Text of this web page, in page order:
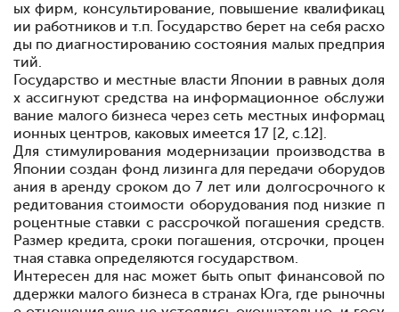
ых фирм, консультирование, повышение квалификац
ии работников и т.п. Государство берет на себя расхо
ды по диагностированию состояния малых предприя
тий.
Государство и местные власти Японии в равных доля
х ассигнуют средства на информационное обслужи
вание малого бизнеса через сеть местных информац
ионных центров, каковых имеется 17 [2, с.12].
Для стимулирования модернизации производства в
Японии создан фонд лизинга для передачи оборудов
ания в аренду сроком до 7 лет или долгосрочного к
редитования стоимости оборудования под низкие п
роцентные ставки с рассрочкой погашения средств.
Размер кредита, сроки погашения, отсрочки, процен
тная ставка определяются государством.
Интересен для нас может быть опыт финансовой по
ддержки малого бизнеса в странах Юга, где рыночны